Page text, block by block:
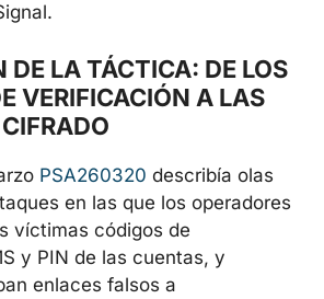
DE LA TÁCTICA: DE LOS
VERIFICACIÓN A LAS
PSA260320 describía olas
en las que los operadores
víctimas códigos de
y PIN de las cuentas, y
enlaces falsos a